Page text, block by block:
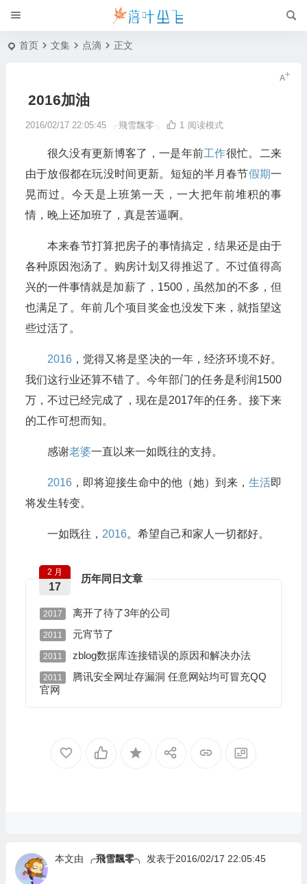
首页 文集 点滴 正文
2016加油
2016/02/17 22:05:45 ╭飛雪飄零╮ 1 阅读模式
很久没有更新博客了，一是年前工作很忙。二来
由于放假都在玩没时间更新。短短的半月春节假期一
晃而过。今天是上班第一天，一大把年前堆积的事
情，晚上还加班了，真是苦逼啊。
本来春节打算把房子的事情搞定，结果还是由于
各种原因泡汤了。购房计划又得推迟了。不过值得高
兴的一件事情就是加薪了，1500，虽然加的不多，但
也满足了。年前几个项目奖金也没发下来，就指望这
些过活了。
2016，觉得又将是坚决的一年，经济环境不好。
我们这行业还算不错了。今年部门的任务是利润1500
万，不过已经完成了，现在是2017年的任务。接下来
的工作可想而知。
感谢老婆一直以来一如既往的支持。
2016，即将迎接生命中的他（她）到来， 生活即
将发生转变。
一如既往， 2016。希望自己和家人一切都好。
历年同日文章
2 月
17
2017 离开了待了3年的公司
2011 元宵节了
2011 zblog数据库连接错误的原因和解决办法
2011
腾讯安全网址存漏洞 任意网站均可冒充QQ
官网
本文由 ╭飛雪飄零╮ 发表于2016/02/17 22:05:45